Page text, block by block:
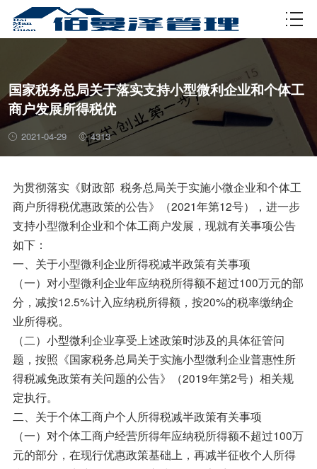
资质许可
国家税务总局关于落实支持小型微利企业和个体工
商户发展所得税优
2021-04-29 4313
为贯彻落实《财政部 税务总局关于实施小微企业和个体工
商户所得税优惠政策的公告》（2021年第12号），进一步
支持小型微利企业和个体工商户发展，现就有关事项公告
如下：
一、关于小型微利企业所得税减半政策有关事项
（一）对小型微利企业年应纳税所得额不超过100万元的部
分，减按12.5%计入应纳税所得额，按20%的税率缴纳企
业所得税。
（二）小型微利企业享受上述政策时涉及的具体征管问
题，按照《国家税务总局关于实施小型微利企业普惠性所
得税减免政策有关问题的公告》（2019年第2号）相关规
定执行。
二、关于个体工商户个人所得税减半政策有关事项
（一）对个体工商户经营所得年应纳税所得额不超过100万
元的部分，在现行优惠政策基础上，再减半征收个人所得